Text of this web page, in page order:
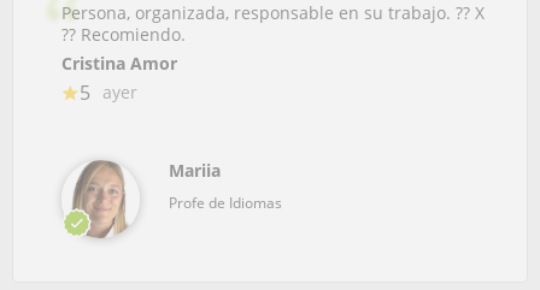
Persona, organizada, responsable en su trabajo. ?? X
?? Recomiendo.
Cristina Amor
5 ayer
Mariia
Profe de Idiomas